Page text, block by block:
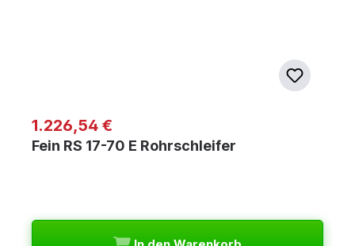
Regulärer Preis:
1.226,54 €
Fein RS 17-70 E Rohrschleifer